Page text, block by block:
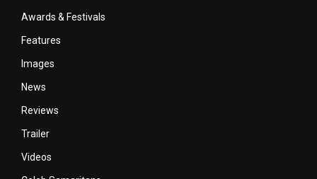
Awards & Festivals
Features
Images
News
Reviews
Trailer
Videos